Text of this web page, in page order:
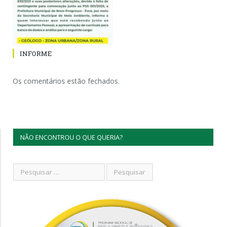
INFORME
Os comentários estão fechados.
NÃO ENCONTROU O QUE QUERIA?